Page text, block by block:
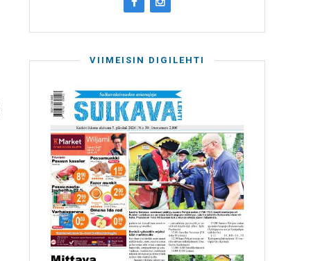
VIIMEISIN DIGILEHTI